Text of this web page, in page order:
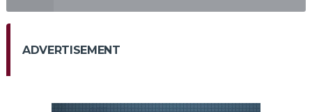
ADVERTISEMENT